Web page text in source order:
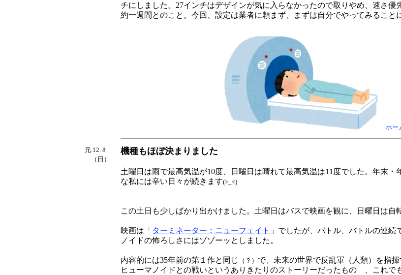
チにしました。27インチはデザインが気に入らなかったので取りやめ、速さ優
約一週間とのこと。今回、設定は業者に頼まず、まずは自分でやってみること
ホー
元.12. 8
（日）
機種もほぼ決まりました
土曜日は雨で最高気温が10度、日曜日は晴れて最高気温は11度でした。年末
な私には辛い日々が続きます(>_<)
この土日も少しばかり出かけました。土曜日はバスで映画を観に、日曜日は自
映画は「 ターミネーター：ニューフェイト 」でしたが、バトル、バトルの連
ノイドの怖ろしさにはゾゾーッとしました。
内容的には35年前の第１作と同じ （？） で、未来の世界で反乱軍（人類）を指
ヒューマノイドとの戦いというありきたりのストーリーだったものゝ、これで